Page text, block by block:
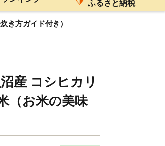
ふるさと納税
き方ガイド付き）
産 コシヒカリ
（お米の美味